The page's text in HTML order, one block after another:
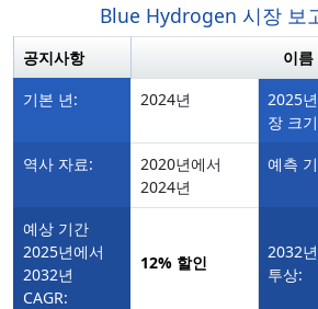
Blue Hydrogen 시장 보
공지사항
이
기본 년:
2024년
2025
장 크
역사 자료:
2020년에서
2024년
예측
예상 기간
2025년에서
2032년
CAGR:
12% 할인
2032
투상: